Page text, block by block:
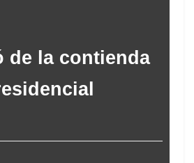
de la contienda